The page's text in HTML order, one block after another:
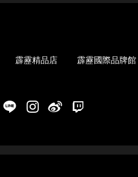
霹靂精品店 霹靂國際品牌館
LINE Instgram新浪微博